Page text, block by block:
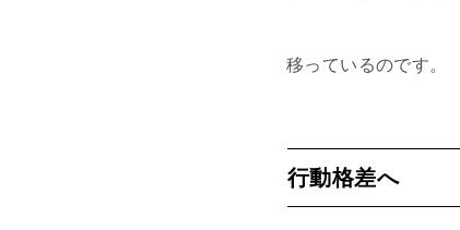
移っているのです。
行動格差へ